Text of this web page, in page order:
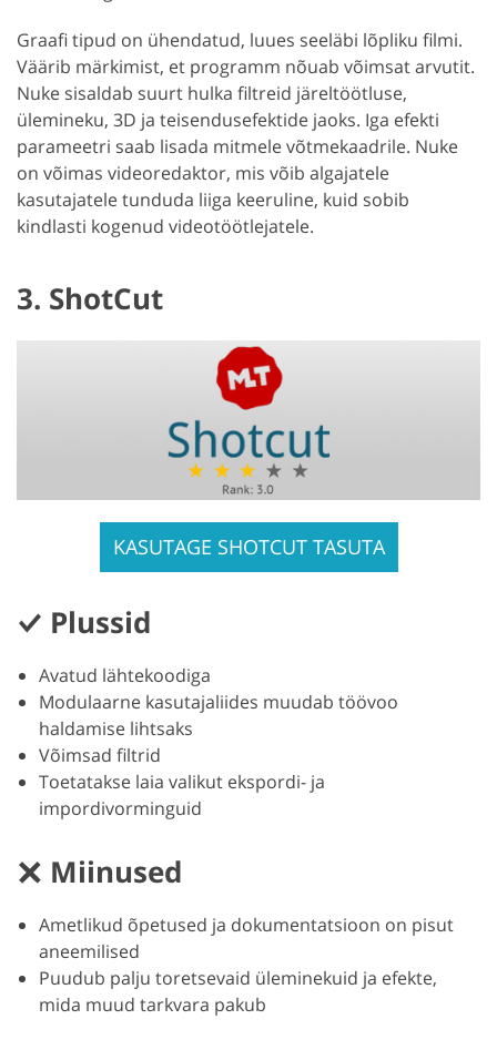
Graafi tipud on ühendatud, luues seeläbi lõpliku filmi.
Väärib märkimist, et programm nõuab võimsat arvutit.
Nuke sisaldab suurt hulka filtreid järeltöötluse,
ülemineku, 3D ja teisendusefektide jaoks. Iga efekti
parameetri saab lisada mitmele võtmekaadrile. Nuke
on võimas videoredaktor, mis võib algajatele
kasutajatele tunduda liiga keeruline, kuid sobib
kindlasti kogenud videotöötlejatele.
3. ShotCut
KASUTAGE SHOTCUT TASUTA
Plussid
Avatud lähtekoodiga
Modulaarne kasutajaliides muudab töövoo
haldamise lihtsaks
Võimsad filtrid
Toetatakse laia valikut ekspordi- ja
impordivorminguid
Miinused
Ametlikud õpetused ja dokumentatsioon on pisut
aneemilised
Puudub palju toretsevaid üleminekuid ja efekte,
mida muud tarkvara pakub